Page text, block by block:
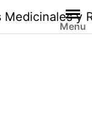
y
Menu